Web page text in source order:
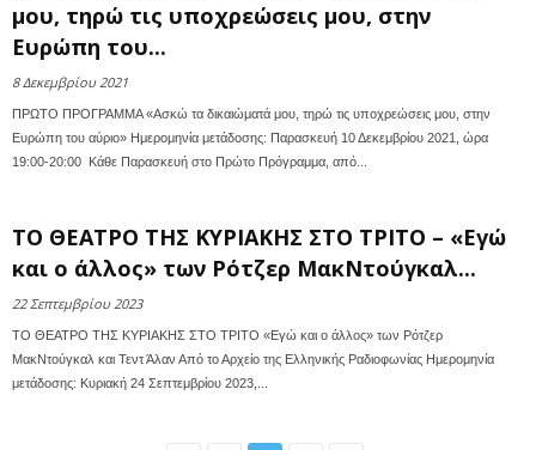
μου, τηρώ τις υποχρεώσεις μου, στην
Ευρώπη του...
8 Δεκεμβρίου 2021
ΠΡΩΤΟ ΠΡΟΓΡΑΜΜΑ «Ασκώ τα δικαιώματά μου, τηρώ τις υποχρεώσεις μου, στην
Ευρώπη του αύριο» Ημερομηνία μετάδοσης: Παρασκευή 10 Δεκεμβρίου 2021, ώρα
19:00-20:00 Κάθε Παρασκευή στο Πρώτο Πρόγραμμα, από...
ΤΟ ΘΕΑΤΡΟ ΤΗΣ ΚΥΡΙΑΚΗΣ ΣΤΟ ΤΡΙΤΟ – «Εγώ
και ο άλλος» των Ρότζερ ΜακΝτούγκαλ...
22 Σεπτεμβρίου 2023
ΤΟ ΘΕΑΤΡΟ ΤΗΣ ΚΥΡΙΑΚΗΣ ΣΤΟ ΤΡΙΤΟ «Εγώ και ο άλλος» των Ρότζερ
ΜακΝτούγκαλ και Τεντ Άλαν Από το Αρχείο της Ελληνικής Ραδιοφωνίας Ημερομηνία
μετάδοσης: Κυριακή 24 Σεπτεμβρίου 2023,...